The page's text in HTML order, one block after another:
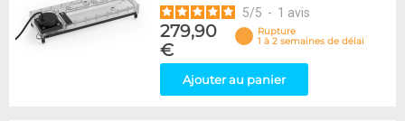
5/5 - 1 avis
279,90
€
Rupture
1 à 2 semaines de délai
Ajouter au panier